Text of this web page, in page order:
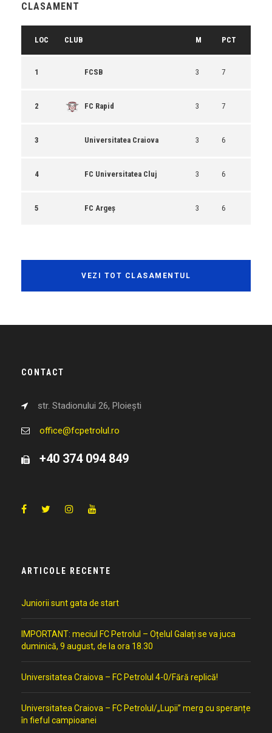
CLASAMENT
LOC CLUB M PCT
1 FCSB 3 7
2 FC Rapid 3 7
3 Universitatea Craiova 3 6
4 FC Universitatea Cluj 3 6
5 FC Argeș 3 6
VEZI TOT CLASAMENTUL
CONTACT
str. Stadionului 26, Ploiești
office@fcpetrolul.ro
+40 374 094 849
ARTICOLE RECENTE
Juniorii sunt gata de start
IMPORTANT: meciul FC Petrolul – Oțelul Galați se va juca
duminică, 9 august, de la ora 18.30
Universitatea Craiova – FC Petrolul 4-0/Fără replică!
Universitatea Craiova – FC Petrolul/„Lupii” merg cu speranțe
în fieful campioanei